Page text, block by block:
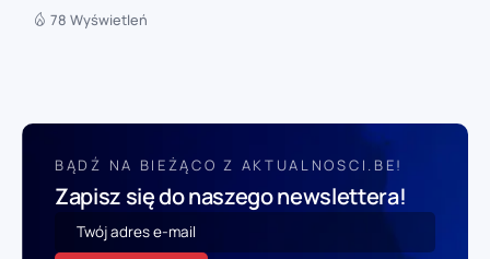
78 Wyświetleń
BĄDŹ NA BIEŻĄCO Z AKTUALNOSCI.BE!
Zapisz się do naszego newslettera!